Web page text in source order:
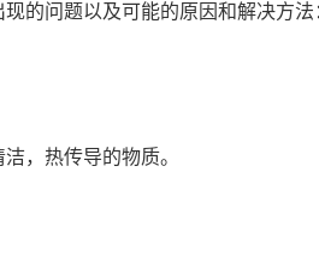
的问题以及可能的原因和解决方法
，热传导的物质。